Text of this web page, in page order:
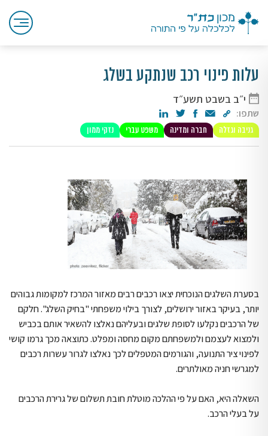
עלות פינוי רכב שנתקע בשלג
י״ב בשבט תשע״ד
שתפו:
גניבה וגזלה חברה ומדינה משפט עברי נזקי ממון
בסערת השלגים הנוכחית יצאו רכבים רבים מאזור המרכז למקומות גבוהים
יותר, בעיקר באזור ירושלים, לצורך בילוי משפחתי "בחיק השלג". חלקם
של הרכבים נקלעו לסופת שלגים ובעליהם נאלצו להשאיר אותם בכביש
ולמצוא לעצמם ולמשפחתם מקום מחסה ומפלט. כתוצאה מכך גרמו קושי
לפינוי ציר התנועה, והגורמים המטפלים לכך נאלצו לגרור עשרות רכבים
למגרשי חניה מאולתרים.
השאלה היא, האם על פי ההלכה מוטלת חובת תשלום של גרירת הרכבים
על בעלי הרכב.